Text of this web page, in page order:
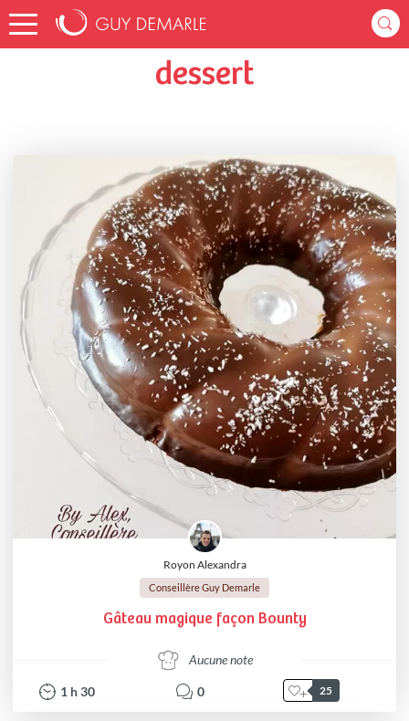
Accueil sylviedu12 Listes de favoris
dessert
Royon Alexandra
Conseillère Guy Demarle
Gâteau magique façon Bounty
Aucune note
1 h30 0 25